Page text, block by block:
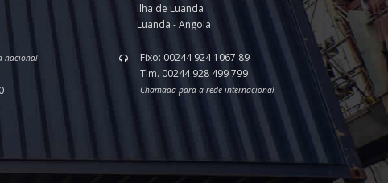
nacional
Ilha de Luanda
Luanda - Angola
Fixo: 00244 924 1067 89
Tlm. 00244 928 499 799
Chamada para a rede internacional